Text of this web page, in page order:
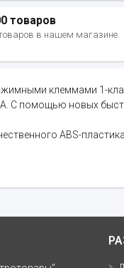
товаров
в нашем магазине.
клеммами 1-
А. С помощью новых
ABS-